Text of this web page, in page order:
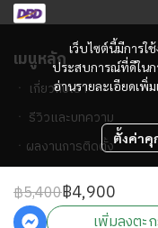
฿5,400฿4,900
เพิ่มลงตะ
เว็บไซต์นี้มีการใ
ประสบการณ์ที่ดีในก
อ่านรายละเอียดเพิ่
ตั้งค่าคุ
เมนูหลัก
ㆍ เกี่ยวกับเรา
ㆍ รีวิวและบทความ
ㆍ ผลงานการติดตั้ง